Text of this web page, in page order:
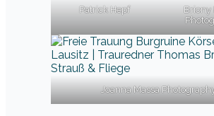
Patrick Hepf
Briony
Joanna Massa